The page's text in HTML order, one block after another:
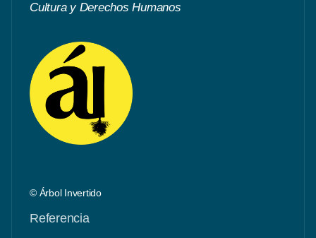
Cultura y Derechos Humanos
© Árbol Invertido
Referencia